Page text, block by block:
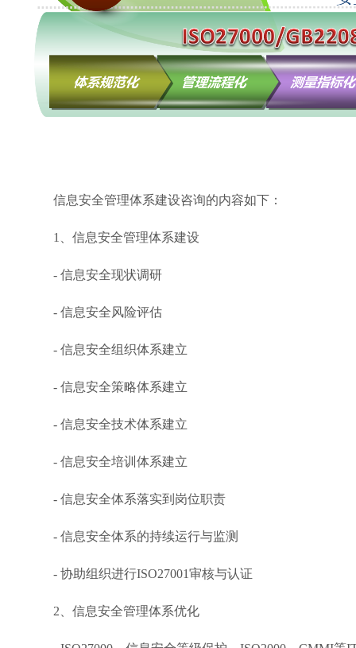
信息安全管理体系建设咨询的内容如下：
1、信息安全管理体系建设
- 信息安全现状调研
- 信息安全风险评估
- 信息安全组织体系建立
- 信息安全策略体系建立
- 信息安全技术体系建立
- 信息安全培训体系建立
- 信息安全体系落实到岗位职责
- 信息安全体系的持续运行与监测
- 协助组织进行ISO27001审核与认证
2、信息安全管理体系优化